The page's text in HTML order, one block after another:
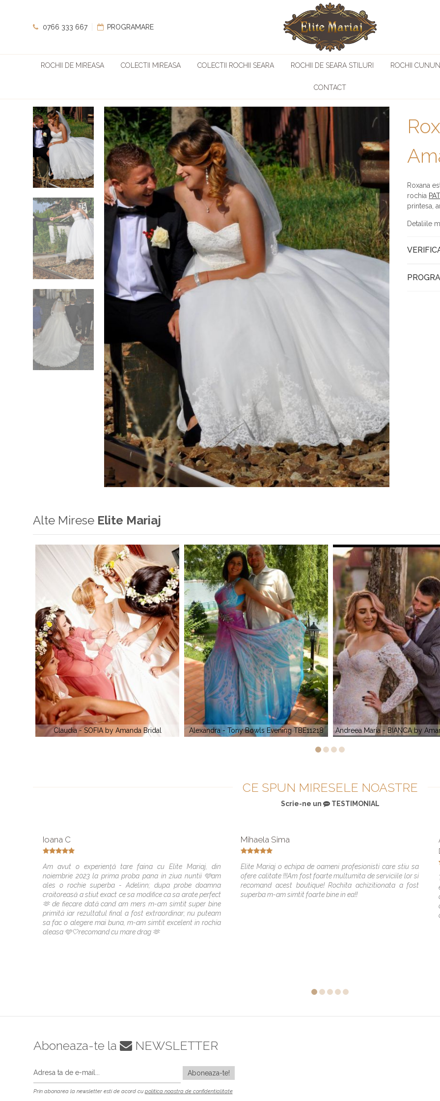
0766 333 667 PROGRAMARE
ROCHII DE MIREASA COLECTII MIREASA COLECTII ROCHII SEARA ROCHII DE SEARA STILURI ROCHII
CONTACT
Roxana
rochia
printesa,
Detaliile
Alte Mirese Elite Mariaj
Alexandra - Tony Bowls Evening TBE11218 Andreea Maria - BIANCA by Amanda Di Velli Beatrice Andreea - LEEA by
CE SPUN MIRESELE NOASTRE
Scrie-ne un TESTIMONIAL
Ioana C
Am avut o experiență tare faina cu Elite Mariaj, din
noiembrie 2023 la prima proba pana in ziua nuntii 🩵am
ales o rochie superba - Adelinn; dupa probe doamna
croitoreasă a stiut exact ce sa modifice ca sa arate perfect
🫶 de fiecare dată cand am mers m-am simtit super bine
primită iar rezultatul final a fost extraordinar; nu puteam
sa fac o alegere mai buna, m-am simtit excelent in rochia
aleasa 🩵🤍recomand cu mare drag 🫶
Mihaela Sima
Elite Mariaj o echipa de oameni profesionisti care stiu sa
ofere calitate !!!Am fost foarte multumita de serviciile lor si
recomand acest boutique! Rochita achizitionata a fost
superba m-am simtit foarte bine in ea!!
Aboneaza-te la NEWSLETTER
Prin abonarea la newsletter esti de acord cu politica noastra de confidentialitate